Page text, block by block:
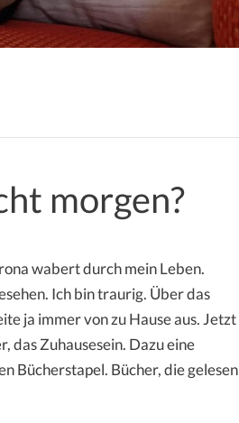
morgen?
wabert durch mein Leben.
Ich bin traurig. Über das
ja immer von zu Hause aus. Jetzt
das Zuhausesein. Dazu eine
Bücherstapel. Bücher, die gelesen